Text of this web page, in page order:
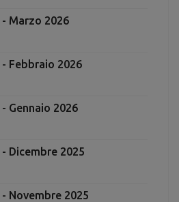
Marzo 2026
Febbraio 2026
Gennaio 2026
Dicembre 2025
Novembre 2025